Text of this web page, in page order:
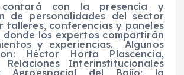
con la presencia y
de personalidades del sector
talleres, conferencias y paneles
donde los expertos compartirán
y experiencias.
Algunos
Héctor Horta Plascencia,
Interinstitucionales